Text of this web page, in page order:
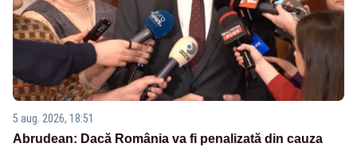
5 aug. 2026, 18:51
Abrudean: Dacă România va fi penalizată din cauza